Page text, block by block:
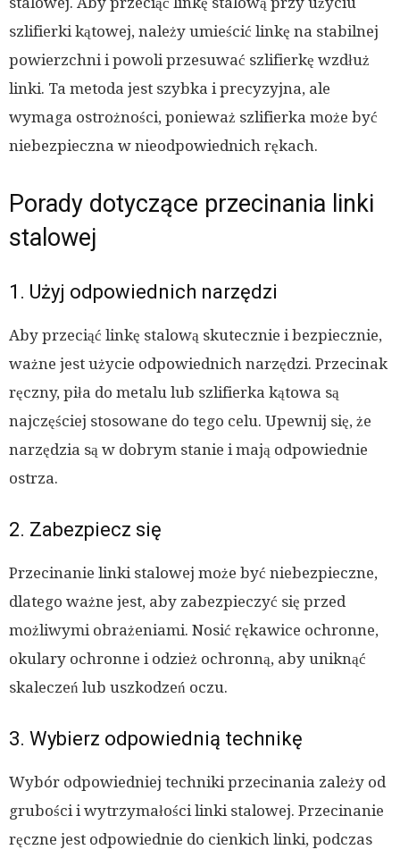
szlifierki kątowej, należy umieścić linkę na stabilnej
powierzchni i powoli przesuwać szlifierkę wzdłuż
linki. Ta metoda jest szybka i precyzyjna, ale
wymaga ostrożności, ponieważ szlifierka może być
niebezpieczna w nieodpowiednich rękach.
Porady dotyczące przecinania linki
stalowej
1. Użyj odpowiednich narzędzi
Aby przeciąć linkę stalową skutecznie i bezpiecznie,
ważne jest użycie odpowiednich narzędzi. Przecinak
ręczny, piła do metalu lub szlifierka kątowa są
najczęściej stosowane do tego celu. Upewnij się, że
narzędzia są w dobrym stanie i mają odpowiednie
ostrza.
2. Zabezpiecz się
Przecinanie linki stalowej może być niebezpieczne,
dlatego ważne jest, aby zabezpieczyć się przed
możliwymi obrażeniami. Nosić rękawice ochronne,
okulary ochronne i odzież ochronną, aby uniknąć
skaleczeń lub uszkodzeń oczu.
3. Wybierz odpowiednią technikę
Wybór odpowiedniej techniki przecinania zależy od
grubości i wytrzymałości linki stalowej. Przecinanie
ręczne jest odpowiednie do cienkich linki, podczas